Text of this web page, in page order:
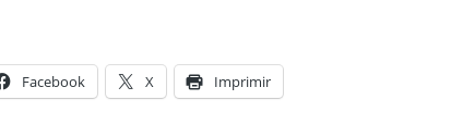
Facebook X Imprimir